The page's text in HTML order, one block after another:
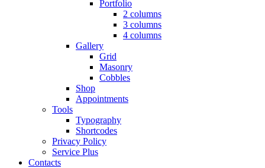
Portfolio
2 columns
3 columns
4 columns
Gallery
Grid
Masonry
Cobbles
Shop
Appointments
Tools
Typography
Shortcodes
Privacy Policy
Service Plus
Contacts